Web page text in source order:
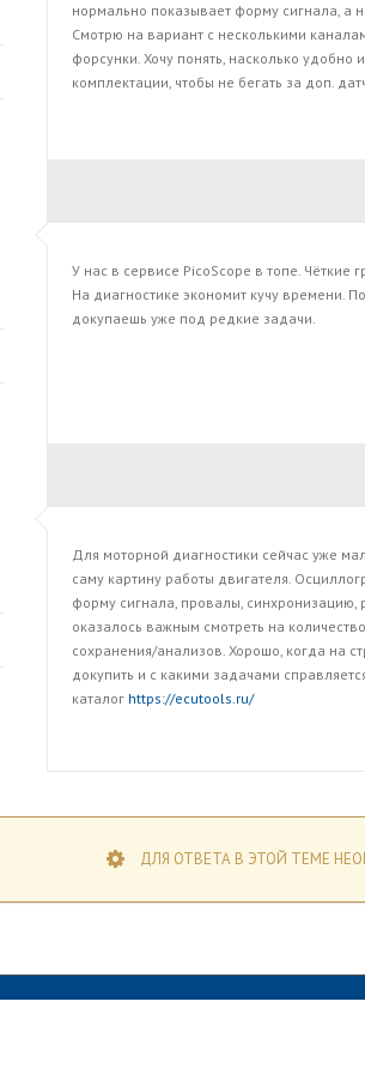
нормально показывает форму сигнала, а
Смотрю на вариант с несколькими
форсунки. Хочу понять, насколько
комплектации, чтобы не бегать за доп.
У нас в сервисе PicoScope в топе. Чёткие
На диагностике экономит кучу времени.
докупаешь уже под редкие задачи.
Для моторной диагностики сейчас уже
саму картину работы двигателя.
форму сигнала, провалы, синхронизацию,
оказалось важным смотреть на
сохранения/анализов. Хорошо, когда на
докупить и с какими задачами
каталог https://ecutools.ru/
ДЛЯ ОТВЕТА В ЭТОЙ ТЕМЕ